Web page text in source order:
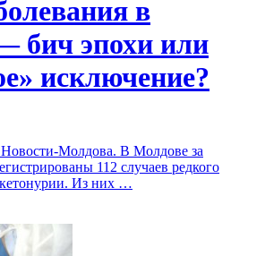
в
бич эпохи или
исключение?
Молдова. В Молдове за
112 случаев редкого
Из них …